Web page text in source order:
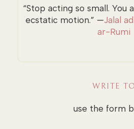
“Stop acting so small. You
ecstatic motion.” —Jalal
ar-Rumi
WRITE
use the form